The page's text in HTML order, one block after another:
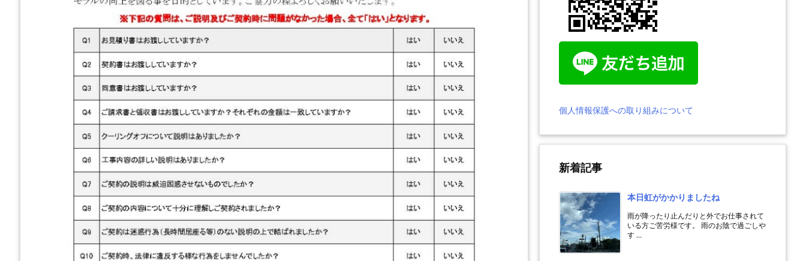
個人情報保護への取り組みについて
新着記事
本日虹がかかりましたね
雨が降ったり止んだりと外でお仕事されて
いる方ご苦労様です。 雨のお陰で過ごしや
す ...